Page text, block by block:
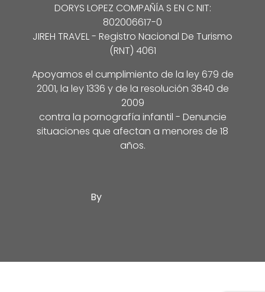
DORYS LOPEZ COMPAÑÍA S EN C NIT:
802006617-0
JIREH TRAVEL - Registro Nacional De Turismo
(RNT) 4061
Apoyamos el cumplimiento de la ley 679 de
2001, la ley 1336 y de la resolución 3840 de
2009
contra la pornografía infantil - Denuncie
situaciones que afectan a menores de 18
años.
By